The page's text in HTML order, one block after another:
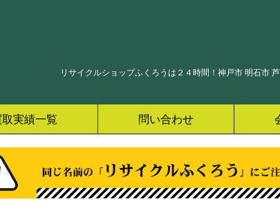
リサイクルショップふくろうは２４時間！神戸市 明石市
実績一覧 問い合わせ